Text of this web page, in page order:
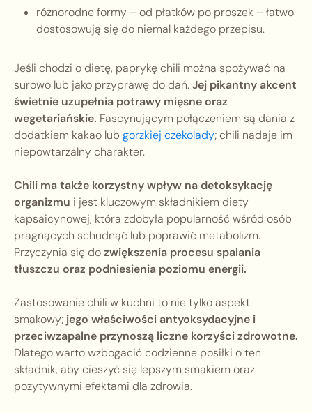
różnorodne formy – od płatków po proszek – łatwo
dostosowują się do niemal każdego przepisu.
Jeśli chodzi o dietę, paprykę chili można spożywać na
surowo lub jako przyprawę do dań.Jej pikantny akcent
świetnie uzupełnia potrawy mięsne oraz
wegetariańskie. Fascynującym połączeniem są dania z
dodatkiem kakao lub gorzkiej czekolady; chili nadaje im
niepowtarzalny charakter.
Chili ma także korzystny wpływ na detoksykację
organizmu i jest kluczowym składnikiem diety
kapsaicynowej, która zdobyła popularność wśród osób
pragnących schudnąć lub poprawić metabolizm.
Przyczynia się dozwiększenia procesu spalania
tłuszczu oraz podniesienia poziomu energii.
Zastosowanie chili w kuchni to nie tylko aspekt
smakowy; jego właściwości antyoksydacyjne i
przeciwzapalne przynoszą liczne korzyści zdrowotne.
Dlatego warto wzbogacić codzienne posiłki o ten
składnik, aby cieszyć się lepszym smakiem oraz
pozytywnymi efektami dla zdrowia.